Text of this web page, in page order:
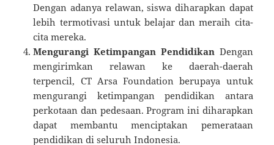
Dengan adanya relawan, siswa diharapkan dapat
lebih termotivasi untuk belajar dan meraih cita-
cita mereka.
Mengurangi Ketimpangan PendidikanDengan
mengirimkan relawan ke daerah-daerah
terpencil, CT Arsa Foundation berupaya untuk
mengurangi ketimpangan pendidikan antara
perkotaan dan pedesaan. Program ini diharapkan
dapat membantu menciptakan pemerataan
pendidikan di seluruh Indonesia.